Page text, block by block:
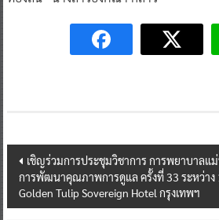
Post
navigation
เชิญร่วมการประชุมวิชาการ การพยาบาล
การพัฒนาคุณภาพการดูแล ครั้งที่ 33 ระหว่า
Golden Tulip Sovereign Hotel กรุงเทพฯ